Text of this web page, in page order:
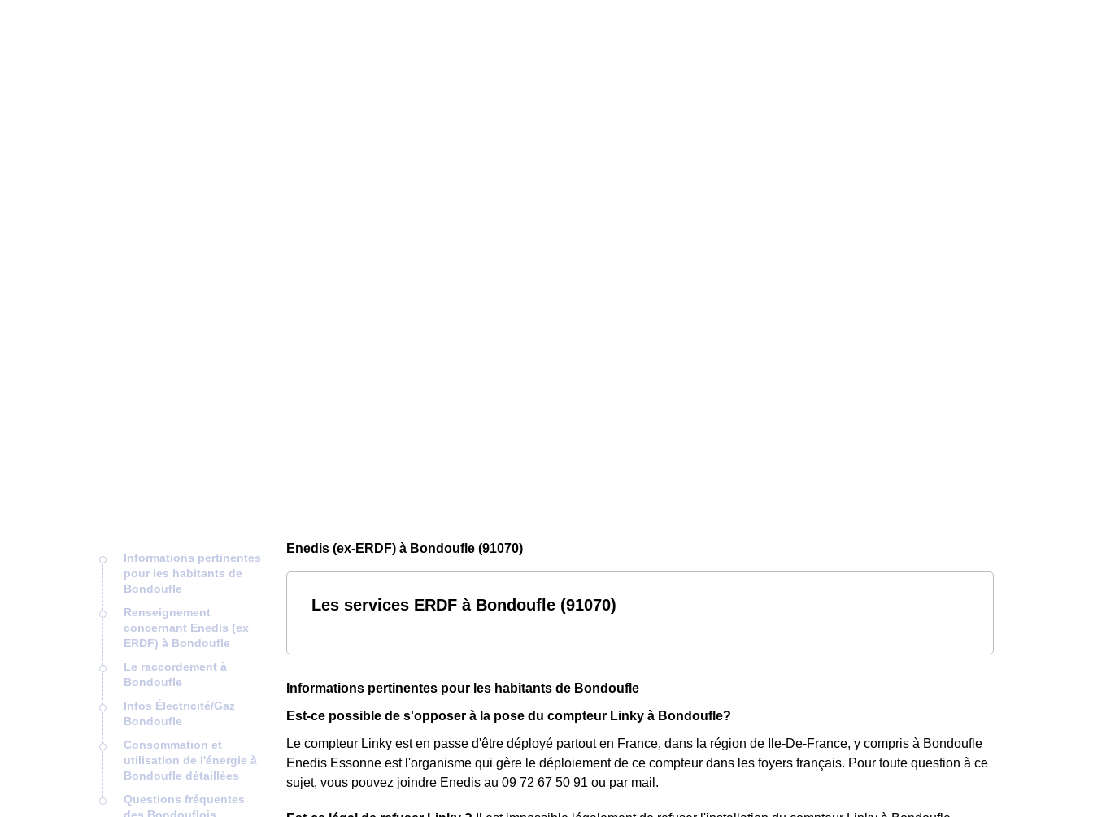
Informations pertinentes
pour les habitants de
Bondoufle
Renseignement
concernant Enedis (ex
ERDF) à Bondoufle
Le raccordement à
Bondoufle
Infos Électricité/Gaz
Bondoufle
Consommation et
utilisation de l'énergie à
Bondoufle détaillées
Questions fréquentes
Enedis (ex-ERDF) à Bondoufle (91070)
Les services ERDF à Bondoufle (91070)
Informations pertinentes pour les habitants de Bondoufle
Est-ce possible de s'opposer à la pose du compteur Linky à Bondoufle?
Le compteur Linky est en passe d'être déployé partout en France, dans la région de Ile-De-France, y compris à Bondoufle
Enedis Essonne est l'organisme qui gère le déploiement de ce compteur dans les foyers français. Pour toute question à ce
sujet, vous pouvez joindre Enedis au 09 72 67 50 91 ou par mail.